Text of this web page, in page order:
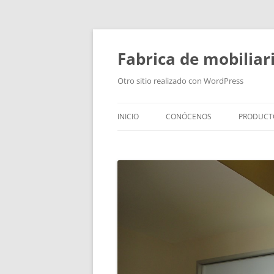
Fabrica de
Otro sitio realizado con WordPress
INICIO CONÓCENOS